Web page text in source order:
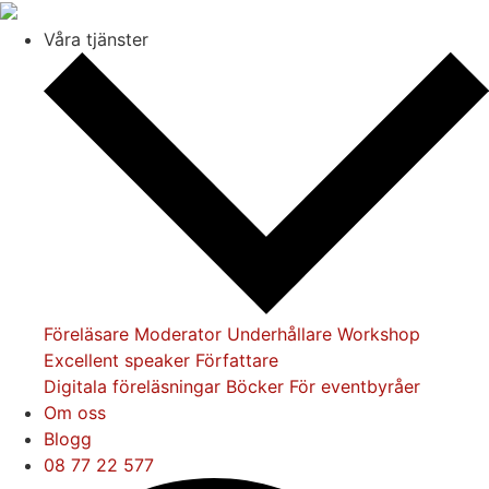
Våra tjänster
Föreläsare Moderator Underhållare Workshop
Excellent speaker Författare
Digitala föreläsningar Böcker För eventbyråer
Om oss
Blogg
08 77 22 577
Sortera &
Kategori
Ämnen
Alla ämnen